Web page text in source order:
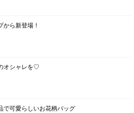
から新登場！
オシャレを♡
可愛らしいお花柄バッグ